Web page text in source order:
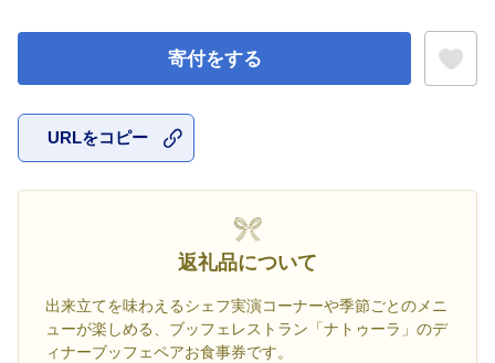
寄付をする
URLをコピー
返礼品について
出来立てを味わえるシェフ実演コーナーや季節ごとのメニ
ューが楽しめる、ブッフェレストラン「ナトゥーラ」のデ
ィナーブッフェペアお食事券です。